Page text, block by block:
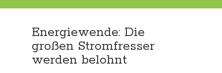
Energiewende: Die
großen Stromfresser
werden belohnt